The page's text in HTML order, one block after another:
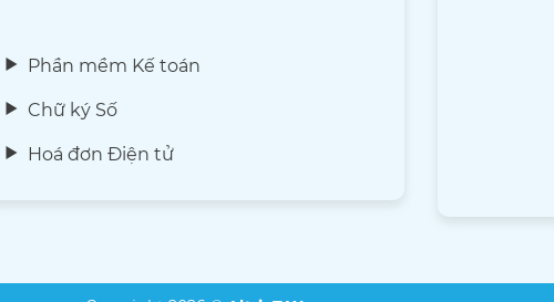
Phần mềm Kế toán
Chữ ký Số
Hoá đơn Điện tử